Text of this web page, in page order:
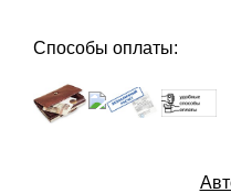
Способы оплаты: